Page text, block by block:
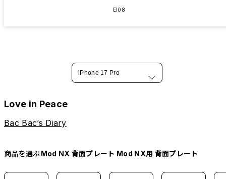
EI08
iPhone 17 Pro
Love in Peace
Bac Bac’s Diary
商品を選ぶMod NX 背面プレート Mod NX用 背面プレート